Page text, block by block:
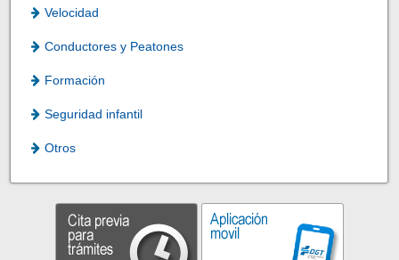
Velocidad
Conductores y Peatones
Formación
Seguridad infantil
Otros